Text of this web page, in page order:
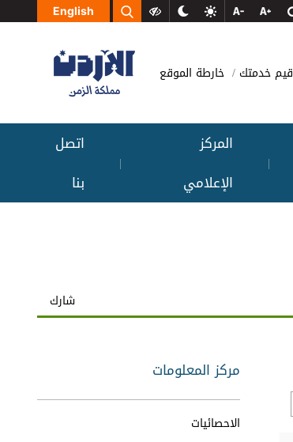
English
قيم خدمتك خارطة الموقع
|
المركز
الإعلامي
|
اتصل
بنا
شارك
مركز المعلومات
الاحصائيات